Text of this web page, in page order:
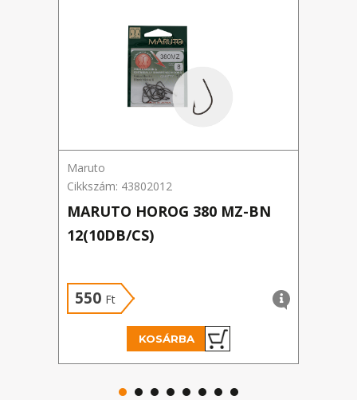
Maruto
Cikkszám: 43802012
MARUTO HOROG 380 MZ-BN
12(10DB/CS)
550 Ft
KOSÁRBA